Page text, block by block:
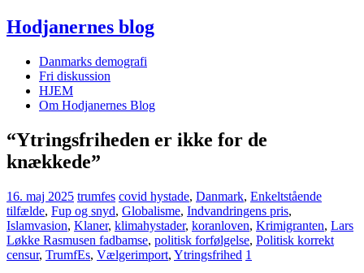
Hodjanernes blog
Danmarks demografi
Fri diskussion
HJEM
Om Hodjanernes Blog
“Ytringsfriheden er ikke for de
knækkede”
16. maj 2025 trumfes covid hystade, Danmark, Enkeltstående
tilfælde, Fup og snyd, Globalisme, Indvandringens pris,
Islamvasion, Klaner, klimahystader, koranloven, Krimigranten, Lars
Løkke Rasmusen fadbamse, politisk forfølgelse, Politisk korrekt
censur, TrumfEs, Vælgerimport, Ytringsfrihed 1